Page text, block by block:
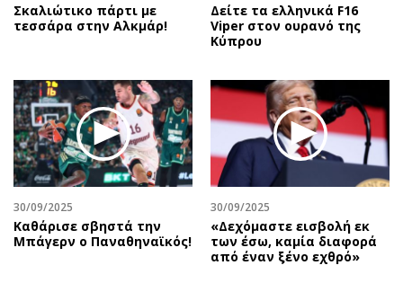
Σκαλιώτικο πάρτι με
τεσσάρα στην Αλκμάρ!
Δείτε τα ελληνικά F16
Viper στον ουρανό της
Κύπρου
30/09/2025
Καθάρισε σβηστά την
Μπάγερν ο Παναθηναϊκός!
30/09/2025
«Δεχόμαστε εισβολή εκ
των έσω, καμία διαφορά
από έναν ξένο εχθρό»